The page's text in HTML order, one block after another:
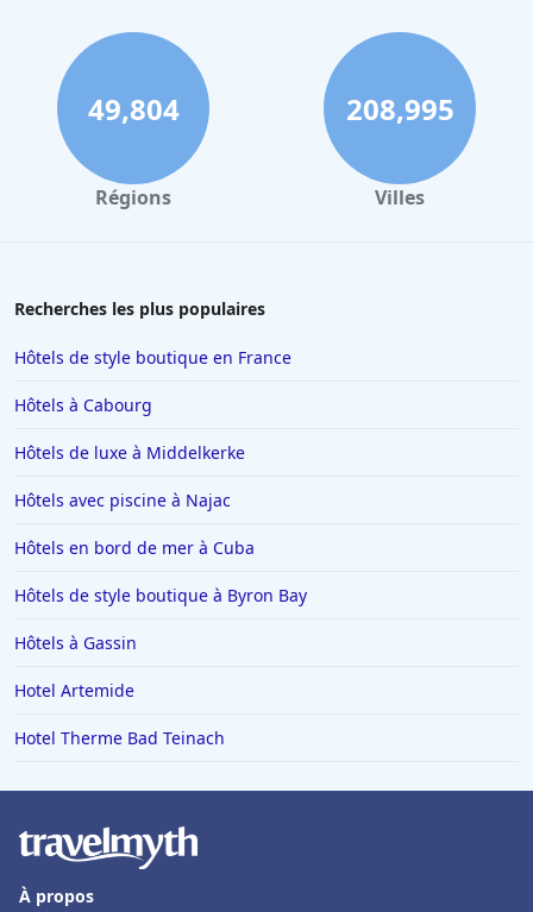
Hôtels à Lourdes
Hôtels à Saint-Lary-Soulan
Hôtels à Hendaye
Hôtels à Combloux
Hôtels à Salou
Hôtels à Giverny
Hôtels à Saint-Remy-de-Provence
Hôtels à Chambéry
Hôtels à Tignes
Hôtels en Italie
Hôtels à Miami
Hôtels en Loire Atlantique
Hôtels à Tulum
Hôtels à Turin
49,804
Régions
208,995
Villes
Recherches les plus populaires
Hôtels de style boutique en France
Hôtels à Cabourg
Hôtels de luxe à Middelkerke
Hôtels avec piscine à Najac
Hôtels en bord de mer à Cuba
Hôtels de style boutique à Byron Bay
Hôtels à Gassin
Hotel Artemide
Hotel Therme Bad Teinach
À propos